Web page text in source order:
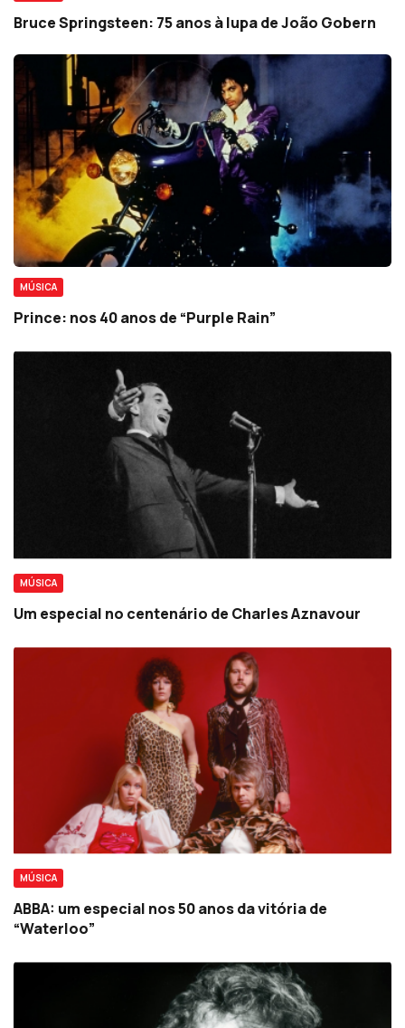
Bruce Springsteen: 75 anos à lupa de João Gobern
MÚSICA
Prince: nos 40 anos de “Purple Rain”
MÚSICA
Um especial no centenário de Charles Aznavour
MÚSICA
ABBA: um especial nos 50 anos da vitória de
“Waterloo”